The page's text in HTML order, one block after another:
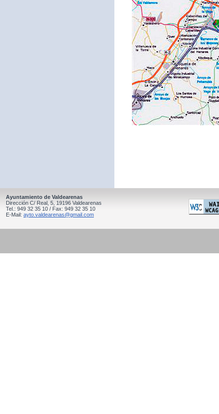
Ayuntamiento de Valdearenas
Dirección C/ Real, 5, 19196 Valdearenas
Tel.: 949 32 35 10 / Fax: 949 32 35 10
E-Mail: ayto.valdearenas@gmail.com